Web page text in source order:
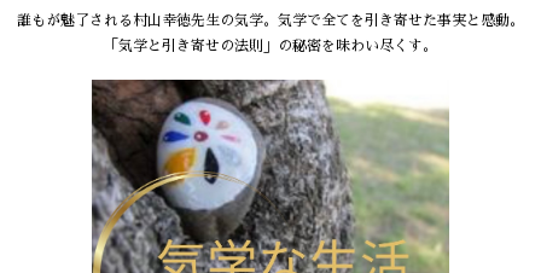
誰もが魅了される村山幸徳先生の気学。気学で全てを引き寄せた事実と感動。
「気学と引き寄せの法則」の秘密を味わい尽くす。